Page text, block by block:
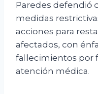
Paredes defendió
medidas
acciones para
afectados, con
fallecimientos por
atención médica.